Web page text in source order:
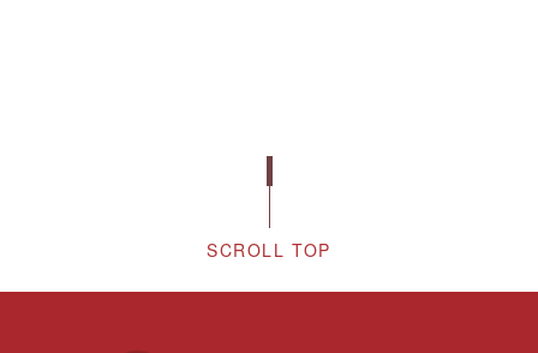
SCROLL TOP